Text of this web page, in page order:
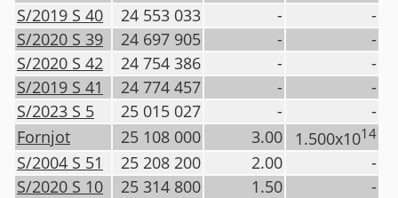
S/2019 S 40
24 553 033 -
-
S/2020 S 39
24 697 905 -
-
S/2020 S 42
24 754 386 -
-
S/2019 S 41
24 774 457 -
-
S/2023 S 5
25 015 027 -
-
Fornjot
25 108 000 3.00 1.500x1014
S/2004 S 51 25 208 200 2.00
-
S/2020 S 10
25 314 800 1.50
-